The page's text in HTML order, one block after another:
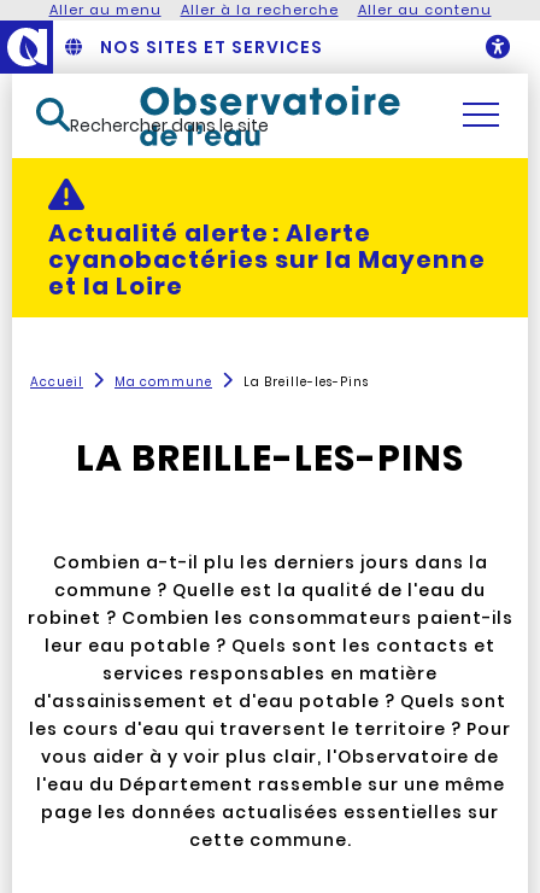
Aller au menu Aller à la recherche Aller au contenu
NOS SITES ET SERVICES
Rechercher dans le site
Actualité alerte : Alerte
cyanobactéries sur la Mayenne
et la Loire
Accueil Ma commune La Breille-les-Pins
LA BREILLE-LES-PINS
Combien a-t-il plu les derniers jours dans la
commune ? Quelle est la qualité de l'eau du
robinet ? Combien les consommateurs paient-ils
leur eau potable ? Quels sont les contacts et
services responsables en matière
d'assainissement et d'eau potable ? Quels sont
les cours d'eau qui traversent le territoire ? Pour
vous aider à y voir plus clair, l'Observatoire de
l'eau du Département rassemble sur une même
page les données actualisées essentielles sur
cette commune.